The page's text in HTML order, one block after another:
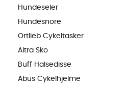
Hundeseler
Hundesnore
Ortlieb Cykeltasker
Altra Sko
Buff Halsedisse
Abus Cykelhjelme